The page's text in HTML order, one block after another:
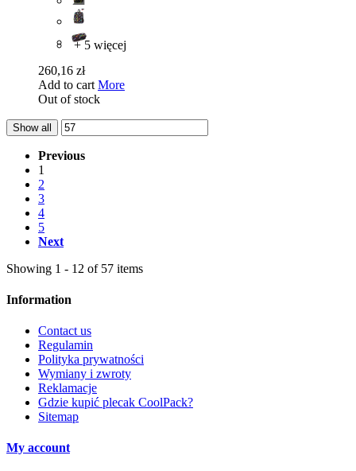
+ 5 więcej
260,16 zł
Add to cart More
Out of stock
Show all
Previous
1
2
3
4
5
Next
Showing 1 - 12 of 57 items
Information
Contact us
Regulamin
Polityka prywatności
Wymiany i zwroty
Reklamacje
Gdzie kupić plecak CoolPack?
Sitemap
My account